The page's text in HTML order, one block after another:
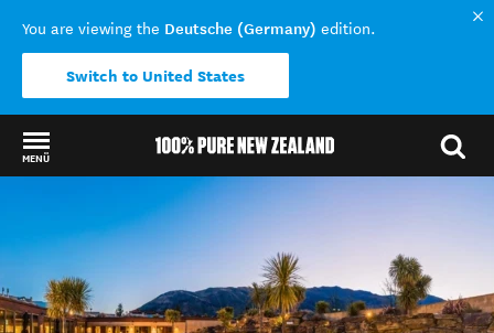
You are viewing the Deutsche (Germany) edition.
Switch to United States
MENÜ
Back to my results